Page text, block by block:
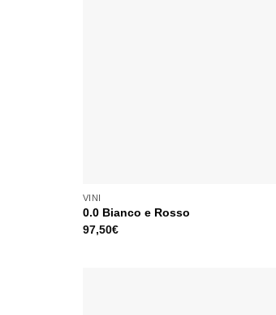
VINI
0.0 Bianco e Rosso
97,50€